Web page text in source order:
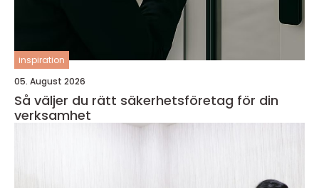
inspiration
05. August 2026
Så väljer du rätt säkerhetsföretag för din
verksamhet